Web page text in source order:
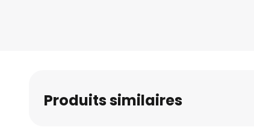
Produits similaires